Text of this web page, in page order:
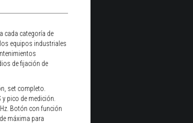
cada categoría de
equipos industriales
de fijación de
set completo.
pico de medición.
Botón con función
máxima para